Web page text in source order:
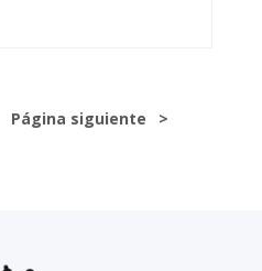
Página siguiente >